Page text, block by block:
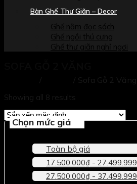
Bàn Ghế Thư Giãn – Decor
Ghế nằm đọc sách
Ghế ngồi thú cưng
Ghế thư giãn nghỉ ngơi
/ / Sofa Gỗ 2 Văng
Showing all 8 results
Chọn mức giá
Toàn bộ giá
17.500.000₫ - 27.499.999
27.500.000₫ - 37.499.999